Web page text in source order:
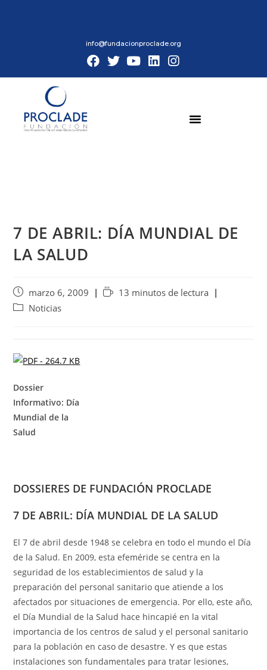
info@fundacionproclade.org
7 DE ABRIL: DÍA MUNDIAL DE
LA SALUD
marzo 6, 2009
13 minutos de lectura
Noticias
Dossier
Informativo: Día
Mundial de la
Salud
DOSSIERES DE FUNDACIÓN PROCLADE
7 DE ABRIL: DÍA MUNDIAL DE LA SALUD
El 7 de abril desde 1948 se celebra en todo el mundo el Día
de la Salud. En 2009, esta efeméride se centra en la
seguridad de los establecimientos de salud y la
preparación del personal sanitario que atiende a los
afectados por situaciones de emergencia. Por ello, este año,
el Día Mundial de la Salud hace hincapié en la vital
importancia de los centros de salud y el personal sanitario
para la población en caso de desastre. Y es que estas
instalaciones son fundamentales para tratar lesiones,